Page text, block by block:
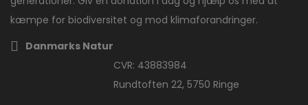
kæmpe for biodiversitet og mod klimaforandringer.
Danmarks Natur
CVR: 43883984
Rundtoften 22, 5750 Ringe